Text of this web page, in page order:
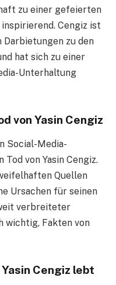
zu einer gefeierten
Cengiz ist
Darbietungen zu den
hat sich zu einer
Unterhaltung
von Yasin Cengiz
Social-Media-
von Yasin Cengiz.
Quellen
Ursachen für seinen
verbreiteter
wichtig, Fakten von
Cengiz lebt